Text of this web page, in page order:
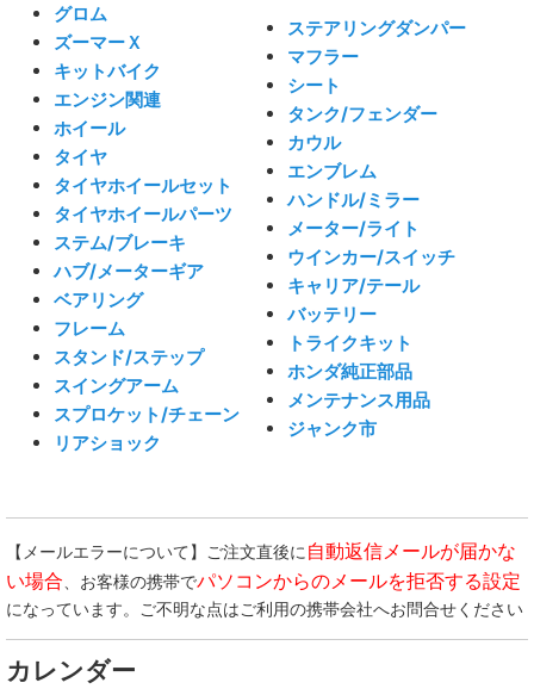
グロム
ズーマーＸ
キットバイク
エンジン関連
ホイール
タイヤ
タイヤホイールセット
タイヤホイールパーツ
ステム/ブレーキ
ハブ/メーターギア
ベアリング
フレーム
スタンド/ステップ
スイングアーム
スプロケット/チェーン
リアショック
ステアリングダンパー
マフラー
シート
タンク/フェンダー
カウル
エンブレム
ハンドル/ミラー
メーター/ライト
ウインカー/スイッチ
キャリア/テール
バッテリー
トライクキット
ホンダ純正部品
メンテナンス用品
ジャンク市
【メールエラーについて】ご注文直後に 自動返信メールが届かな
い場合 、お客様の携帯でパソコンからのメールを拒否する設定
になっています。ご不明な点はご利用の携帯会社へお問合せください
カレンダー